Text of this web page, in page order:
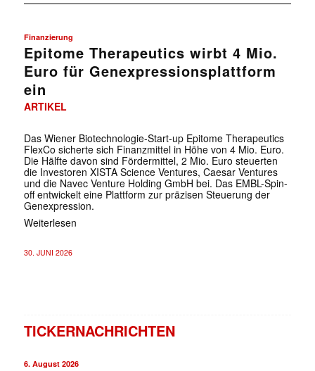
Finanzierung
Epitome Therapeutics wirbt 4 Mio.
Euro für Genexpressionsplattform
ein
ARTIKEL
Das Wiener Biotechnologie-Start-up Epitome Therapeutics
FlexCo sicherte sich Finanzmittel in Höhe von 4 Mio. Euro.
Die Hälfte davon sind Fördermittel, 2 Mio. Euro steuerten
die Investoren XISTA Science Ventures, Caesar Ventures
und die Navec Venture Holding GmbH bei. Das EMBL-Spin-
off entwickelt eine Plattform zur präzisen Steuerung der
Genexpression.
Weiterlesen
30. JUNI 2026
TICKERNACHRICHTEN
6. August 2026